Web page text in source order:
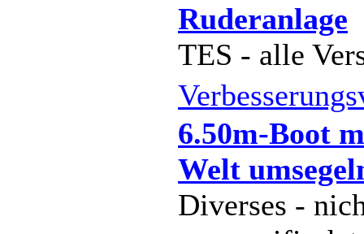
Ruderanlage
TES - alle
6.50m-Boot
Welt
Diverses -